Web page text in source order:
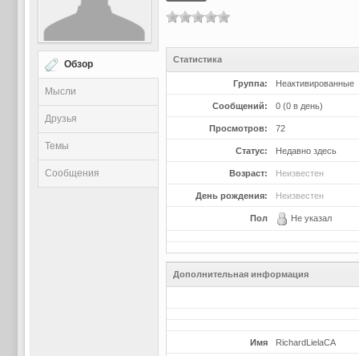
Обзор
Мысли
Друзья
Темы
Сообщения
Статистика
Группа: Неактивированные
Сообщений: 0 (0 в день)
Просмотров: 72
Статус: Недавно здесь
Возраст: Неизвестен
День рождения: Неизвестен
Пол Не указал
Дополнительная информация
Имя RichardLielaCA